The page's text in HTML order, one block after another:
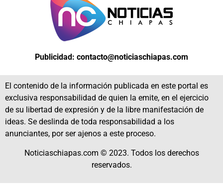
Publicidad: contacto@noticiaschiapas.com
El contenido de la información publicada en este portal es
exclusiva responsabilidad de quien la emite, en el ejercicio
de su libertad de expresión y de la libre manifestación de
ideas. Se deslinda de toda responsabilidad a los
anunciantes, por ser ajenos a este proceso.
Noticiaschiapas.com © 2023. Todos los derechos
reservados.